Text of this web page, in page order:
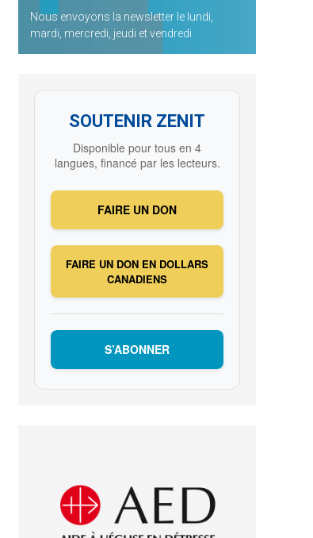
Nous envoyons la newsletter le lundi,
mardi, mercredi, jeudi et vendredi
SOUTENIR ZENIT
Disponible pour tous en 4
langues, financé par les lecteurs.
FAIRE UN DON
FAIRE UN DON EN DOLLARS
CANADIENS
S’ABONNER